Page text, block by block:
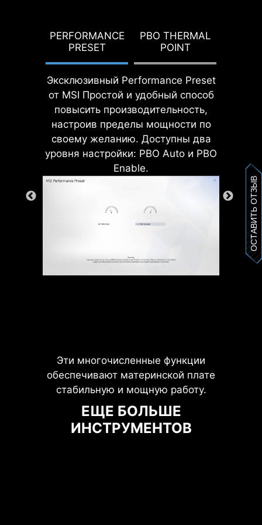
ОСТАВИТЬ ОТЗЫВ
PERFORMANCE
PRESET
PBO THERMAL
POINT
Эксклюзивный Performance Preset
от MSI Простой и удобный способ
повысить производительность,
настроив пределы мощности по
своему желанию. Доступны два
уровня настройки: PBO Auto и PBO
Enable.
Эти многочисленные функции
обеспечивают материнской плате
стабильную и мощную работу.
ЕЩЕ БОЛЬШЕ
ИНСТРУМЕНТОВ
На материнских платах MSI
реализуется защита от излишнего
компонентов, включая USB-
порты, оперативную память,
ШИМ-контроллер и центральный
процессор. Это позволяет
снизить риск их повреждения или
сбоев в работе в результате
резких скачков напряжения.
при разработке материнских плат
Процессор / ШИМ-
микросхема